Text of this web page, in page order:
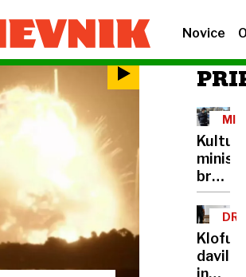
Novice
brez
Cigler
Kralj
za
davil
in